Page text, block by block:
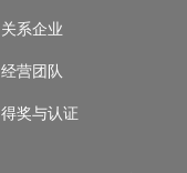
关系企业
经营团队
得奖与认证